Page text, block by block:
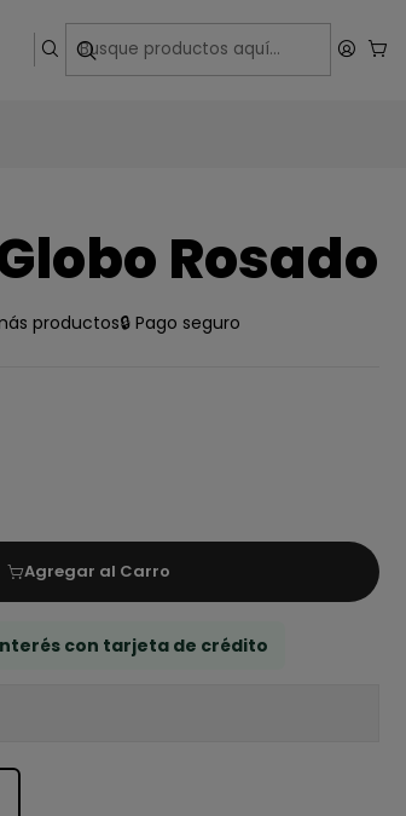
Rosado
productos🔒 Pago seguro
Agregar al Carro
con tarjeta de crédito